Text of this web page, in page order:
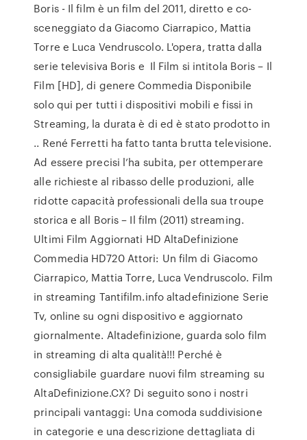
Boris - Il film è un film del 2011, diretto e co-
sceneggiato da Giacomo Ciarrapico, Mattia
Torre e Luca Vendruscolo. L'opera, tratta dalla
serie televisiva Boris e Il Film si intitola Boris – Il
Film [HD], di genere Commedia Disponibile
solo qui per tutti i dispositivi mobili e fissi in
Streaming, la durata è di ed è stato prodotto in
.. René Ferretti ha fatto tanta brutta televisione.
Ad essere precisi l’ha subita, per ottemperare
alle richieste al ribasso delle produzioni, alle
ridotte capacità professionali della sua troupe
storica e all Boris – Il film (2011) streaming.
Ultimi Film Aggiornati HD AltaDefinizione
Commedia HD720 Attori: Un film di Giacomo
Ciarrapico, Mattia Torre, Luca Vendruscolo. Film
in streaming Tantifilm.info altadefinizione Serie
Tv, online su ogni dispositivo e aggiornato
giornalmente. Altadefinizione, guarda solo film
in streaming di alta qualità!!! Perché è
consigliabile guardare nuovi film streaming su
AltaDefinizione.CX? Di seguito sono i nostri
principali vantaggi: Una comoda suddivisione
in categorie e una descrizione dettagliata di